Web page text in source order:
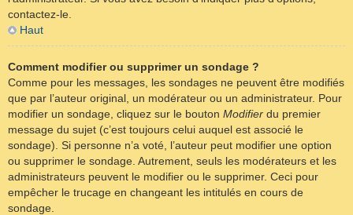
contactez-le.
Haut
Comment modifier ou supprimer un sondage ?
Comme pour les messages, les sondages ne peuvent être modifiés
que par l’auteur original, un modérateur ou un administrateur. Pour
modifier un sondage, cliquez sur le bouton Modifier du premier
message du sujet (c’est toujours celui auquel est associé le
sondage). Si personne n’a voté, l’auteur peut modifier une option
ou supprimer le sondage. Autrement, seuls les modérateurs et les
administrateurs peuvent le modifier ou le supprimer. Ceci pour
empêcher le trucage en changeant les intitulés en cours de
sondage.